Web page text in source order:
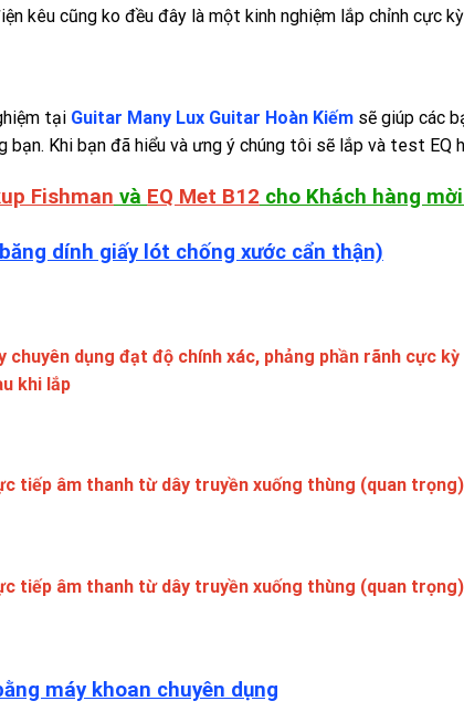
kêu cũng ko đều đây là một kinh nghiệm lắp chỉnh cực
tại Guitar Many Lux Guitar Hoàn Kiếm sẽ giúp các
Khi bạn đã hiểu và ưng ý chúng tôi sẽ lắp và test EQ
Fishman và EQ Met B12 cho Khách hàng
dính giấy lót chống xước cẩn thận)
chuyên dụng đạt độ chính xác, phảng phần rãnh cực
khi lắp
tiếp âm thanh từ dây truyền xuống thùng (quan trọng)
tiếp âm thanh từ dây truyền xuống thùng (quan trọng)
máy khoan chuyên dụng